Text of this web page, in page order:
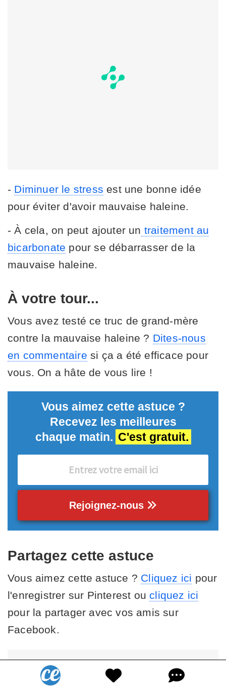
- Diminuer le stress est une bonne idée
pour éviter d'avoir mauvaise haleine.
- À cela, on peut ajouter un traitement au
bicarbonate pour se débarrasser de la
mauvaise haleine.
À votre tour...
Vous avez testé ce truc de grand-mère
contre la mauvaise haleine ? Dites-nous
en commentaire si ça a été efficace pour
vous. On a hâte de vous lire !
Vous aimez cette astuce ?
Recevez les meilleures
chaque matin. C'est gratuit.
Rejoignez-nous
Partagez cette astuce
Vous aimez cette astuce ? Cliquez ici pour
l'enregistrer sur Pinterest ou cliquez ici
pour la partager avec vos amis sur
Facebook.